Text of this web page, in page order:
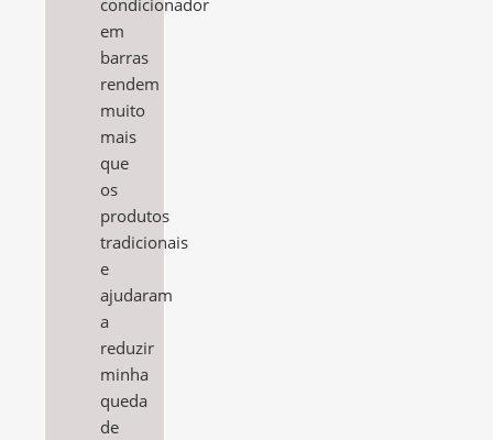
em
barras
rendem
muito
mais
que
os
produtos
tradicionais
e
ajudaram
a
reduzir
minha
queda
de